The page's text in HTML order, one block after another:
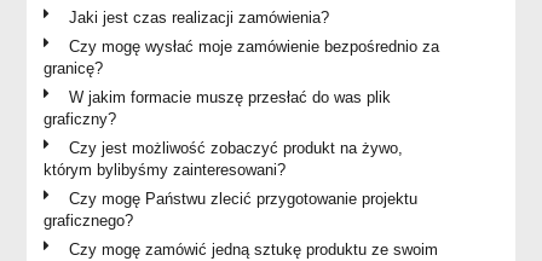
Jaki jest czas realizacji zamówienia?
Czy mogę wysłać moje zamówienie bezpośrednio za
granicę?
W jakim formacie muszę przesłać do was plik
graficzny?
Czy jest możliwość zobaczyć produkt na żywo,
którym bylibyśmy zainteresowani?
Czy mogę Państwu zlecić przygotowanie projektu
graficznego?
Czy mogę zamówić jedną sztukę produktu ze swoim